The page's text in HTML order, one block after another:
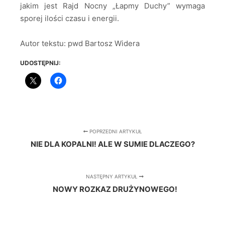
jakim jest Rajd Nocny „Łapmy Duchy” wymaga
sporej ilości czasu i energii.
Autor tekstu: pwd Bartosz Widera
UDOSTĘPNIJ:
POPRZEDNI ARTYKUŁ
NIE DLA KOPALNI! ALE W SUMIE DLACZEGO?
NASTĘPNY ARTYKUŁ
NOWY ROZKAZ DRUŻYNOWEGO!